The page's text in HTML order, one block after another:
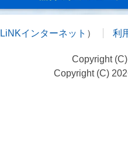
インターネット ） 利
Copyright
Copyright (C)